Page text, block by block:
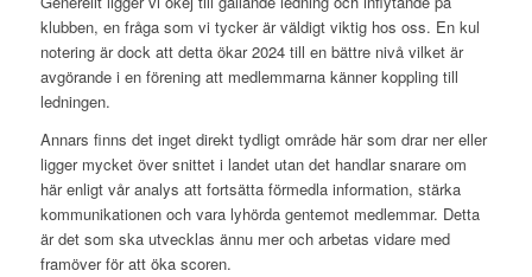
klubben, en fråga som vi tycker är väldigt viktig hos oss. En kul
notering är dock att detta ökar 2024 till en bättre nivå vilket är
avgörande i en förening att medlemmarna känner koppling till
ledningen.
Annars finns det inget direkt tydligt område här som drar ner eller
ligger mycket över snittet i landet utan det handlar snarare om
här enligt vår analys att fortsätta förmedla information, stärka
kommunikationen och vara lyhörda gentemot medlemmar. Detta
är det som ska utvecklas ännu mer och arbetas vidare med
framöver för att öka scoren.